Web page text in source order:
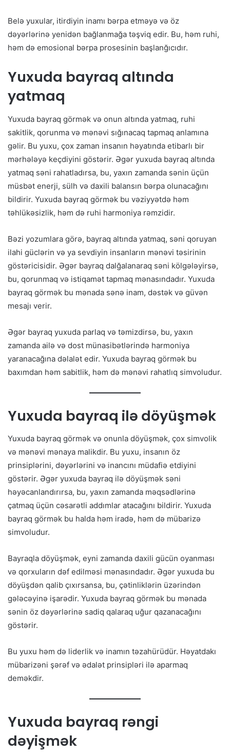
Belə yuxular, itirdiyin inamı bərpa etməyə və öz
dəyərlərinə yenidən bağlanmağa təşviq edir. Bu, həm ruhi,
həm də emosional bərpa prosesinin başlanğıcıdır.
Yuxuda bayraq altında
yatmaq
Yuxuda bayraq görmək və onun altında yatmaq, ruhi
sakitlik, qorunma və mənəvi sığınacaq tapmaq anlamına
gəlir. Bu yuxu, çox zaman insanın həyatında etibarlı bir
mərhələyə keçdiyini göstərir. Əgər yuxuda bayraq altında
yatmaq səni rahatladırsa, bu, yaxın zamanda sənin üçün
müsbət enerji, sülh və daxili balansın bərpa olunacağını
bildirir. Yuxuda bayraq görmək bu vəziyyətdə həm
təhlükəsizlik, həm də ruhi harmoniya rəmzidir.
Bəzi yozumlara görə, bayraq altında yatmaq, səni qoruyan
ilahi güclərin və ya sevdiyin insanların mənəvi təsirinin
göstəricisidir. Əgər bayraq dalğalanaraq səni kölgələyirsə,
bu, qorunmaq və istiqamət tapmaq mənasındadır. Yuxuda
bayraq görmək bu mənada sənə inam, dəstək və güvən
mesajı verir.
Əgər bayraq yuxuda parlaq və təmizdirsə, bu, yaxın
zamanda ailə və dost münasibətlərində harmoniya
yaranacağına dəlalət edir. Yuxuda bayraq görmək bu
baxımdan həm sabitlik, həm də mənəvi rahatlıq simvoludur.
Yuxuda bayraq ilə döyüşmək
Yuxuda bayraq görmək və onunla döyüşmək, çox simvolik
və mənəvi mənaya malikdir. Bu yuxu, insanın öz
prinsiplərini, dəyərlərini və inancını müdafiə etdiyini
göstərir. Əgər yuxuda bayraq ilə döyüşmək səni
həyəcanlandırırsa, bu, yaxın zamanda məqsədlərinə
çatmaq üçün cəsarətli addımlar atacağını bildirir. Yuxuda
bayraq görmək bu halda həm iradə, həm də mübarizə
simvoludur.
Bayraqla döyüşmək, eyni zamanda daxili gücün oyanması
və qorxuların dəf edilməsi mənasındadır. Əgər yuxuda bu
döyüşdən qalib çıxırsansa, bu, çətinliklərin üzərindən
gələcəyinə işarədir. Yuxuda bayraq görmək bu mənada
sənin öz dəyərlərinə sadiq qalaraq uğur qazanacağını
göstərir.
Bu yuxu həm də liderlik və inamın təzahürüdür. Həyatdakı
mübarizəni şərəf və ədalət prinsipləri ilə aparmaq
deməkdir.
Yuxuda bayraq rəngi
dəyişmək